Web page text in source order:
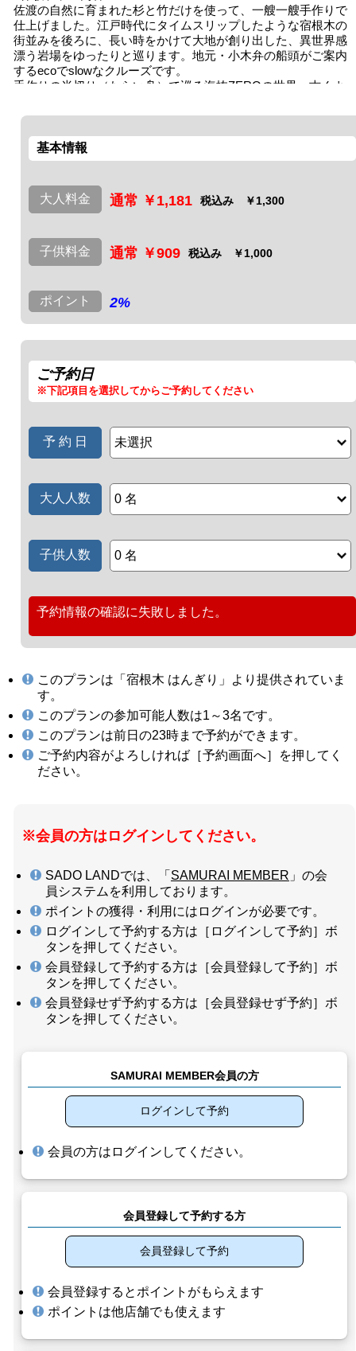
佐渡の自然に育まれた杉と竹だけを使って、一艘一艘手作りで
仕上げました。江戸時代にタイムスリップしたような宿根木の
街並みを後ろに、長い時をかけて大地が創り出した、異世界感
漂う岩場をゆったりと巡ります。地元・小木弁の船頭がご案内
するecoでslowなクルーズです。
手作りの半切り（たらい舟）で巡る海抜ZEROの世界。古くよ
り。
基本情報
大人料金 通常 ￥1,181 税込み ￥1,300
子供料金 通常 ￥909 税込み ￥1,000
ポイント 2%
ご予約日
※下記項目を選択してからご予約してください
予 約 日 未選択
大人人数 0 名
子供人数 0 名
予約情報の確認に失敗しました。
このプランは「宿根木 はんぎり」より提供されていま
す。
このプランの参加可能人数は1～3名です。
このプランは前日の23時まで予約ができます。
ご予約内容がよろしければ［予約画面へ］を押してく
ださい。
※会員の方はログインしてください。
SADO LANDでは、「 SAMURAI MEMBER 」の会
員システムを利用しております。
ポイントの獲得・利用にはログインが必要です。
ログインして予約する方は［ログインして予約］ボ
タンを押してください。
会員登録して予約する方は［会員登録して予約］ボ
タンを押してください。
会員登録せず予約する方は［会員登録せず予約］ボ
タンを押してください。
SAMURAI MEMBER会員の方
ログインして予約
会員の方はログインしてください。
会員登録して予約する方
会員登録して予約
会員登録するとポイントがもらえます
ポイントは他店舗でも使えます